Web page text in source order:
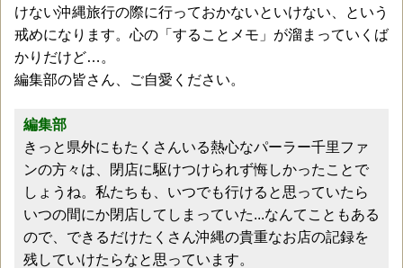
けない沖縄旅行の際に行っておかないといけない、という
戒めになります。心の「することメモ」が溜まっていくば
かりだけど…。
編集部の皆さん、ご自愛ください。
編集部
きっと県外にもたくさんいる熱心なパーラー千里ファ
ンの方々は、閉店に駆けつけられず悔しかったことで
しょうね。私たちも、いつでも行けると思っていたら
いつの間にか閉店してしまっていた...なんてこともある
ので、できるだけたくさん沖縄の貴重なお店の記録を
残していけたらなと思っています。